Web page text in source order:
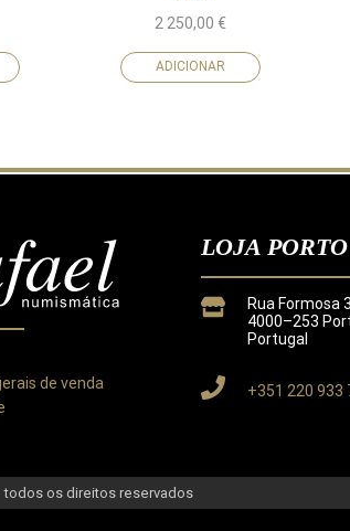
2 250,00€
ADICIONAR
para melhorar a sua experiência.
de venda
LOJA PORTO
Rua Formosa
4000–253
Portugal
+351 220 933
todos os direitos reservados